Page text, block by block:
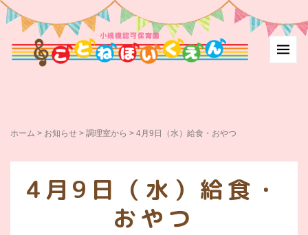
ホーム > お知らせ > 調理室から > 4月9日（水）給食・おやつ
4月9日（水）給食・
おやつ